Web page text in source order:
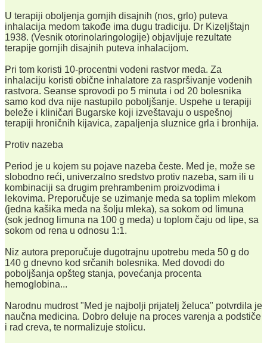
U terapiji oboljenja gornjih disajnih (nos, grlo) puteva
inhalacija medom takođe ima dugu tradiciju. Dr Kizeljštajn
1938. (Vesnik otorinolaringologije) objavljuje rezultate
terapije gornjih disajnih puteva inhalacijom.
Pri tom koristi 10-procentni vodeni rastvor meda. Za
inhalaciju koristi obične inhalatore za raspršivanje vodenih
rastvora. Seanse sprovodi po 5 minuta i od 20 bolesnika
samo kod dva nije nastupilo poboljšanje. Uspehe u terapiji
beleže i kliničari Bugarske koji izveštavaju o uspešnoj
terapiji hroničnih kijavica, zapaljenja sluznice grla i bronhija.
Protiv nazeba
Period je u kojem su pojave nazeba česte. Med je, može se
slobodno reći, univerzalno sredstvo protiv nazeba, sam ili u
kombinaciji sa drugim prehrambenim proizvodima i
lekovima. Preporučuje se uzimanje meda sa toplim mlekom
(jedna kašika meda na šolju mleka), sa sokom od limuna
(sok jednog limuna na 100 g meda) u toplom čaju od lipe, sa
sokom od rena u odnosu 1:1.
Niz autora preporučuje dugotrajnu upotrebu meda 50 g do
140 g dnevno kod srčanih bolesnika. Med dovodi do
poboljšanja opšteg stanja, povećanja procenta
hemoglobina...
Narodnu mudrost "Med je najbolji prijatelj želuca" potvrdila je
naučna medicina. Dobro deluje na proces varenja a podstiče
i rad creva, te normalizuje stolicu.